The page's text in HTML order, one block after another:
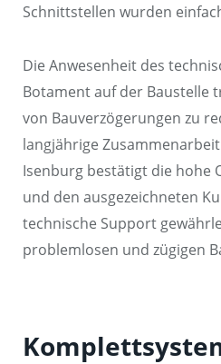
Schnittstellen wurden
Die Anwesenheit des
Botament auf der Baustelle
von Bauverzögerungen zu
langjährige
Isenburg bestätigt die hohe
und den ausgezeichneten
technische Support
problemlosen und zügigen